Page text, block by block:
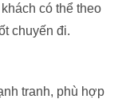
có thể theo
chuyến đi.
tranh, phù hợp